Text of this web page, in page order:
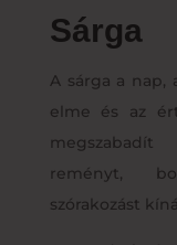
Sárga
A sárga a nap,
elme és az
reményt,
szórakozást